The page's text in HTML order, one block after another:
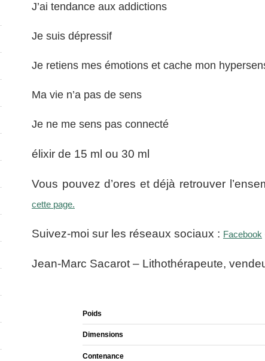
J’ai tendance aux addictions
Je suis dépressif
Je retiens mes émotions et cache mon
Ma vie n’a pas de sens
Je ne me sens pas connecté
élixir de 15 ml ou 30 ml
Vous pouvez d’ores et déjà retrouver
cette page.
Suivez-moi sur les réseaux sociaux : Facebook
Jean-Marc Sacarot – Lithothérapeute,
Poids
Dimensions
Contenance